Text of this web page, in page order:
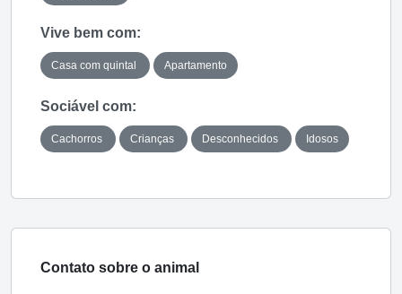
Vive bem com:
Casa com quintal Apartamento
Sociável com:
Cachorros Crianças Desconhecidos Idosos
Contato sobre o animal